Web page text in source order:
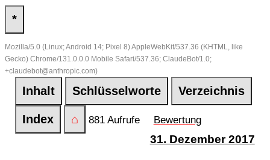
*
Mozilla/5.0 (Linux; Android 14; Pixel 8) AppleWebKit/537.36 (KHTML, like
Gecko) Chrome/131.0.0.0 Mobile Safari/537.36; ClaudeBot/1.0;
+claudebot@anthropic.com)
Inhalt Schlüsselworte Verzeichnis
Index ⌂ 881 Aufrufe Bewertung
31. Dezember 2017